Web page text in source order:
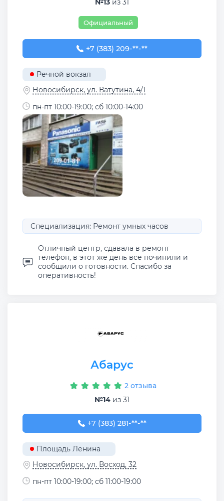
№13 из 31
Официальный
+7 (383) 209-01-81
+7 (383) 209-**-**
Речной вокзал
Новосибирск, ул. Ватутина, 4/1
пн-пт 10:00-19:00; сб 10:00-14:00
Специализация: Ремонт умных часов
Отличный центр, сдавала в ремонт
телефон, в этот же день все починили и
сообщили о готовности. Спасибо за
оперативность!
Абарус
2 отзыва
№14 из 31
+7 (383) 281-99-01
+7 (383) 281-**-**
Площадь Ленина
Новосибирск, ул. Восход, 32
пн-пт 10:00-19:00; сб 11:00-19:00